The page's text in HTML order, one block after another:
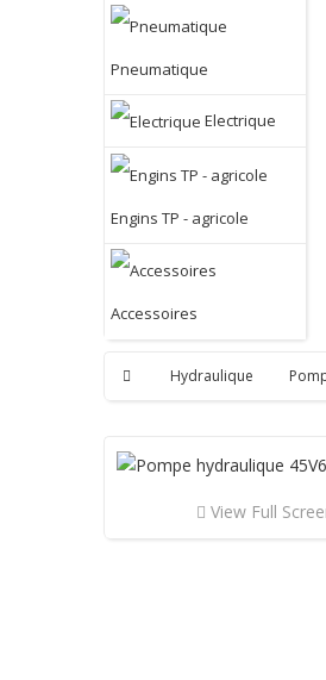
Pneumatique
Electrique
Engins TP - agricole
Accessoires
Hydraulique
View Full